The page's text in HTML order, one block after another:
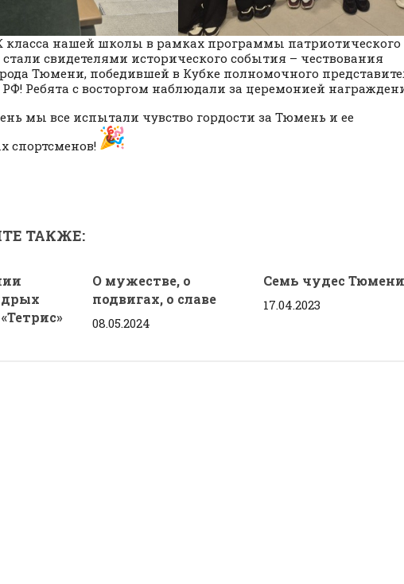
класса нашей школы в рамках программы патриотического
свидетелями исторического события – чествования
Тюмени, победившей в Кубке полномочного
Ребята с восторгом наблюдали за церемонией
мы все испытали чувство гордости за Тюмень и ее
спортсменов!
ТАКЖЕ:
О мужестве, о
подвигах, о славе
08.05.2024
Семь чудес Тюмени
17.04.2023